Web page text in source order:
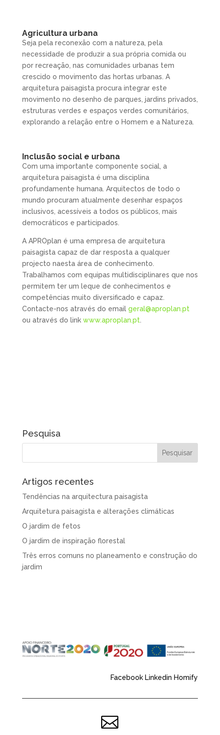
Agricultura urbana
Seja pela reconexão com a natureza, pela
necessidade de produzir a sua própria comida ou
por recreação, nas comunidades urbanas tem
crescido o movimento das hortas urbanas. A
arquitetura paisagista procura integrar este
movimento no desenho de parques, jardins privados,
estruturas verdes e espaços verdes comunitários,
explorando a relação entre o Homem e a Natureza.
Inclusão social e urbana
Com uma importante componente social, a
arquitetura paisagista é uma disciplina
profundamente humana. Arquitectos de todo o
mundo procuram atualmente desenhar espaços
inclusivos, acessíveis a todos os públicos, mais
democráticos e participados.
A APROplan é uma empresa de arquitetura
paisagista capaz de dar resposta a qualquer
projecto naesta área de conhecimento.
Trabalhamos com equipas multidisciplinares que nos
permitem ter um leque de conhecimentos e
competências muito diversificado e capaz.
Contacte-nos através do email geral@aproplan.pt
ou através do link www.aproplan.pt.
Pesquisa
Artigos recentes
Tendências na arquitectura paisagista
Arquitetura paisagista e alterações climáticas
O jardim de fetos
O jardim de inspiração florestal
Três erros comuns no planeamento e construção do
jardim
Facebook Linkedin Homify
